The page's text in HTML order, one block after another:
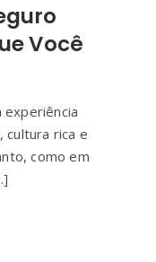
Você
experiência
cultura rica e
como em